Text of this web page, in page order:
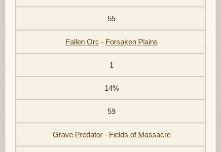
55
Fallen Orc - Forsaken Plains
1
14%
59
Grave Predator- Fields of Massacre